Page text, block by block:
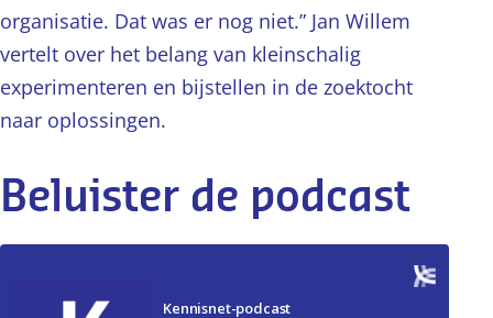
organisatie. Dat was er nog niet.” Jan Willem
vertelt over het belang van kleinschalig
experimenteren en bijstellen in de zoektocht
naar oplossingen.
Beluister de podcast